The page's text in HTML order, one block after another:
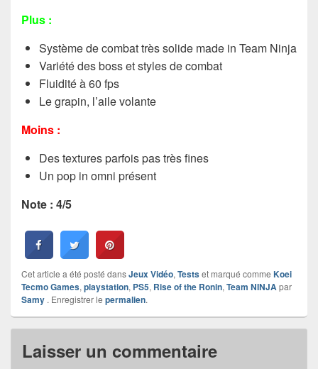
Plus :
Système de combat très solide made in Team Ninja
Variété des boss et styles de combat
Fluidité à 60 fps
Le grapin, l’aile volante
Moins :
Des textures parfois pas très fines
Un pop in omni présent
Note : 4/5
Cet article a été posté dansJeux Vidéo, Testset marqué comme Koei
Tecmo Games, playstation, PS5, Rise of the Ronin, Team NINJApar
Samy . Enregistrer le permalien.
Laisser un commentaire